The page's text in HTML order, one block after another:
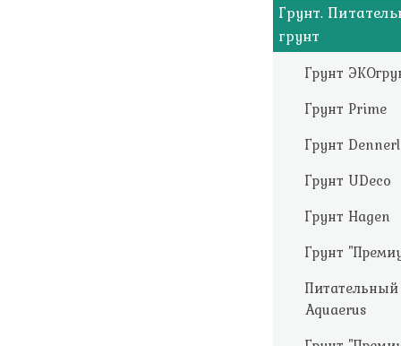
Грунт.
грунт
Грунт
Грунт Prime
Грунт
Грунт UDeco
Грунт Hagen
Грунт
Питательный
Aquaerus